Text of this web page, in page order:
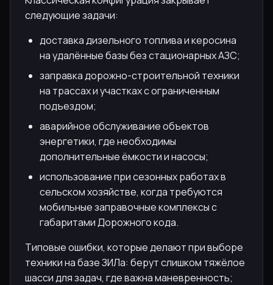
следующие задачи:
доставка дизельного топлива и керосина
на удалённые базы без стационарных АЗС;
заправка дорожно-строительной техники
на трассах и участках с ограниченным
подъездом;
аварийное обслуживание объектов
энергетики, где необходимы
дополнительные ёмкости и насосы;
использование при сезонных работах в
сельском хозяйстве, когда требуются
мобильные заправочные комплексы с
габаритами Дорожного кода.
Типовые ошибки, которые делают при выборе
техники на базе ЗИЛа: берут слишком тяжёлое
шасси для задач, где важна маневренность;